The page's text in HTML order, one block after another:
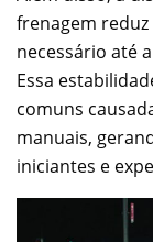
frenagem
necessário até
Essa
comuns
manuais,
iniciantes e